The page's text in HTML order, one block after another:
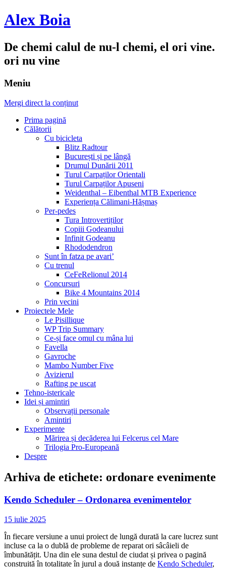
Alex Boia
De chemi calul de nu-l chemi, el ori vine.
ori nu vine
Meniu
Mergi direct la conținut
Prima pagină
Călătorii
Cu bicicleta
Blitz Radtour
București și pe lângă
Drumul Dunării 2011
Turul Carpaților Orientali
Turul Carpaților Apuseni
Weidenthal – Eibenthal MTB Experience
Experiența Călimani-Hășmaș
Per-pedes
Tura Introvertiților
Copiii Godeanului
Infinit Godeanu
Rhododendron
Sunt în fatza pe avari’
Cu trenul
CeFeRelionul 2014
Concursuri
Bike 4 Mountains 2014
Prin vecini
Proiectele Mele
Le Pisillique
WP Trip Summary
Ce-și face omul cu mâna lui
Favella
Gavroche
Mambo Number Five
Avizierul
Rafting pe uscat
Tehno-istericale
Idei și amintiri
Observații personale
Amintiri
Experimente
Mărirea și decăderea lui Felcerus cel Mare
Trilogia Pro-Europeană
Despre
Arhiva de etichete: ordonare evenimente
Kendo Scheduler – Ordonarea evenimentelor
15 iulie 2025
În fiecare versiune a unui proiect de lungă durată la care lucrez sunt
incluse ca la o dublă de probleme de reparat ori sâcâieli de
îmbunătățit. Una din ele suna destul de ciudat și privea o pagină
construită în totalitate în jurul a două instanțe de Kendo Scheduler,